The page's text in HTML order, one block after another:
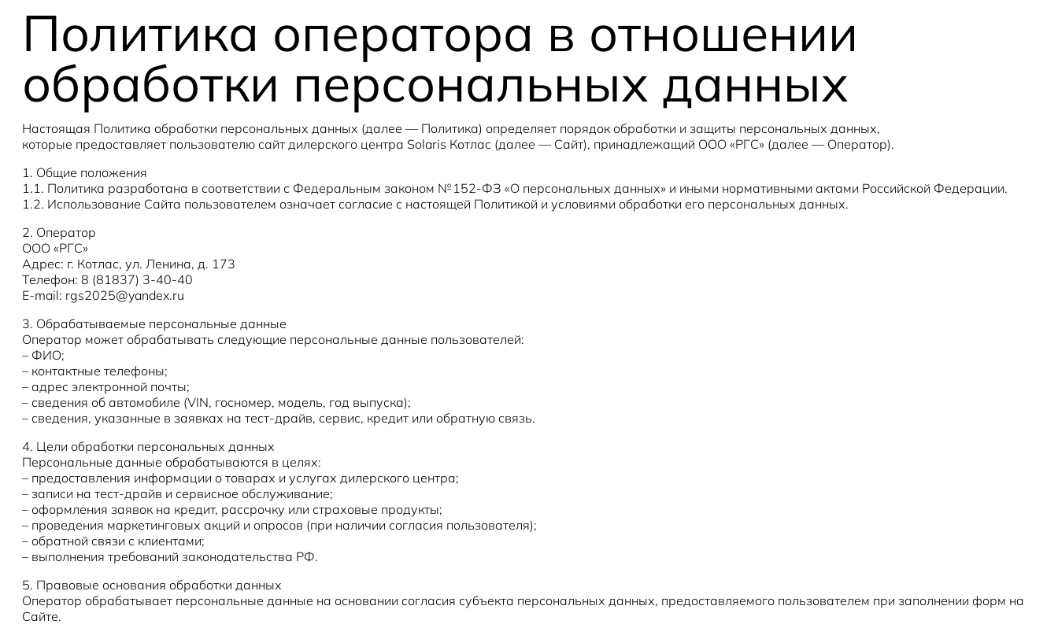
Политика оператора в отношении
обработки персональных данных
Настоящая Политика обработки персональных данных (далее — Политика) определяет порядок обработки и защиты персональных данных,
которые предоставляет пользователю сайт дилерского центра Solaris Котлас (далее — Сайт), принадлежащий ООО «РГС» (далее — Оператор).
1. Общие положения
1.1. Политика разработана в соответствии с Федеральным законом № 152-ФЗ «О персональных данных» и иными нормативными актами Российской Федерации.
1.2. Использование Сайта пользователем означает согласие с настоящей Политикой и условиями обработки его персональных данных.
2. Оператор
ООО «РГС»
Адрес: г. Котлас, ул. Ленина, д. 173
Телефон: 8 (81837) 3-40-40
E-mail: rgs2025@yandex.ru
3. Обрабатываемые персональные данные
Оператор может обрабатывать следующие персональные данные пользователей:
– ФИО;
– контактные телефоны;
– адрес электронной почты;
– сведения об автомобиле (VIN, госномер, модель, год выпуска);
– сведения, указанные в заявках на тест-драйв, сервис, кредит или обратную связь.
4. Цели обработки персональных данных
Персональные данные обрабатываются в целях:
– предоставления информации о товарах и услугах дилерского центра;
– записи на тест-драйв и сервисное обслуживание;
– оформления заявок на кредит, рассрочку или страховые продукты;
– проведения маркетинговых акций и опросов (при наличии согласия пользователя);
– обратной связи с клиентами;
– выполнения требований законодательства РФ.
5. Правовые основания обработки данных
Оператор обрабатывает персональные данные на основании согласия субъекта персональных данных, предоставляемого пользователем при заполнении форм на
Сайте.